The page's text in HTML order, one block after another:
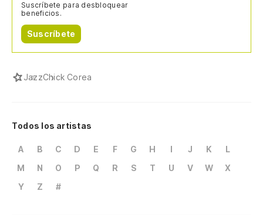
Suscríbete para desbloquear
beneficios.
Suscríbete
JazzChick Corea
Todos los artistas
A B C D E F G H I J K
L
M
N O P Q R S T U V W
X
Y
Z #